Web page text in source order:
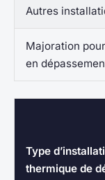
Autres
Majoration
en
Type
thermique de